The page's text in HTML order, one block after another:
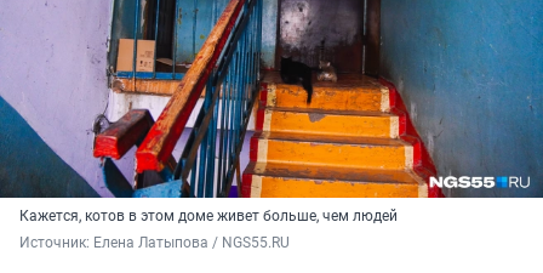
Кажется, котов в этом доме живет больше, чем людей
Источник: Елена Латыпова / NGS55.RU